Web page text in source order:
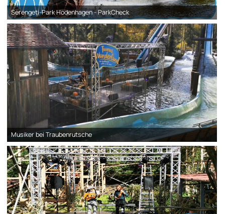
Serengeti-Park Hodenhagen - ParkCheck
Musiker bei Traubenrutsche